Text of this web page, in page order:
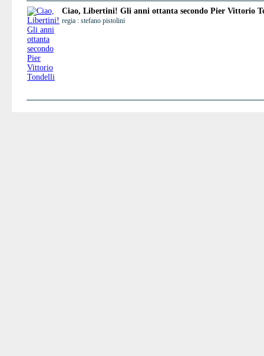
Ciao, Libertini! Gli anni ottanta secondo Pier Vittorio
regia : stefano pistolini